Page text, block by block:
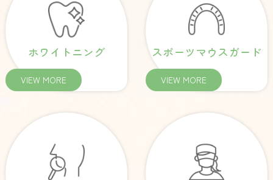
ホワイトニング
VIEW MORE
スポーツマウスガード
VIEW MORE